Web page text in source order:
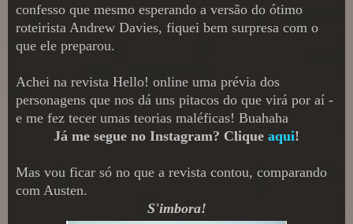
confesso que mesmo esperando a versão do ótimo
roteirista Andrew Davies, fiquei bem surpresa com o
que ele preparou.
Achei na revista Hello! online uma prévia dos
personagens que nos dá uns pitacos do que virá por aí -
e me fez tecer umas teorias maléficas! Buahaha
Já me segue no Instagram? Clique aqui!
Mas vou ficar só no que a revista contou, comparando
com Austen.
S'imbora!